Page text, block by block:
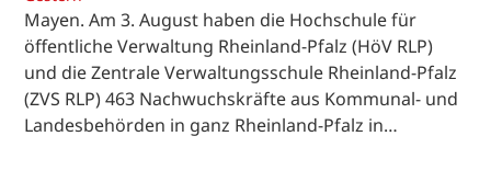
Mayen. Am 3. August haben die Hochschule für
öffentliche Verwaltung Rheinland-Pfalz (HöV RLP)
und die Zentrale Verwaltungsschule Rheinland-Pfalz
(ZVS RLP) 463 Nachwuchskräfte aus Kommunal- und
Landesbehörden in ganz Rheinland-Pfalz in…